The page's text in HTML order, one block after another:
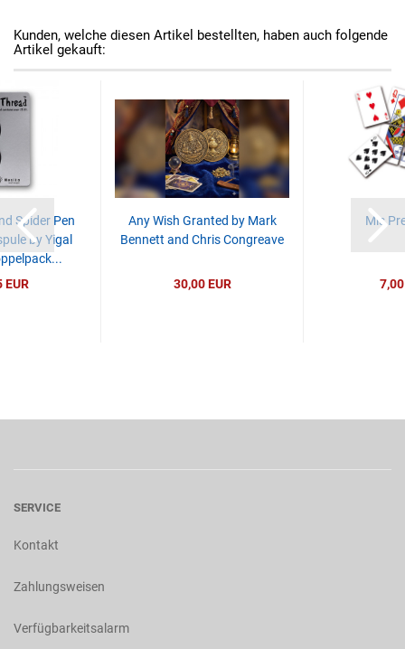
Kunden, welche diesen Artikel bestellten, haben auch folgende
Artikel gekauft:
Spider Pen
by Yigal
EUR
Any Wish Granted by Mark
Bennett and Chris Congreave
30,00 EUR
Mis
7,00
SERVICE
Kontakt
Zahlungsweisen
Verfügbarkeitsalarm